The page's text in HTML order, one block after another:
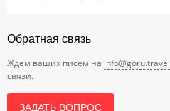
Обратная связь
Ждем ваших писем на info@goru.travel
связи.
ЗАДАТЬ ВОПРОС